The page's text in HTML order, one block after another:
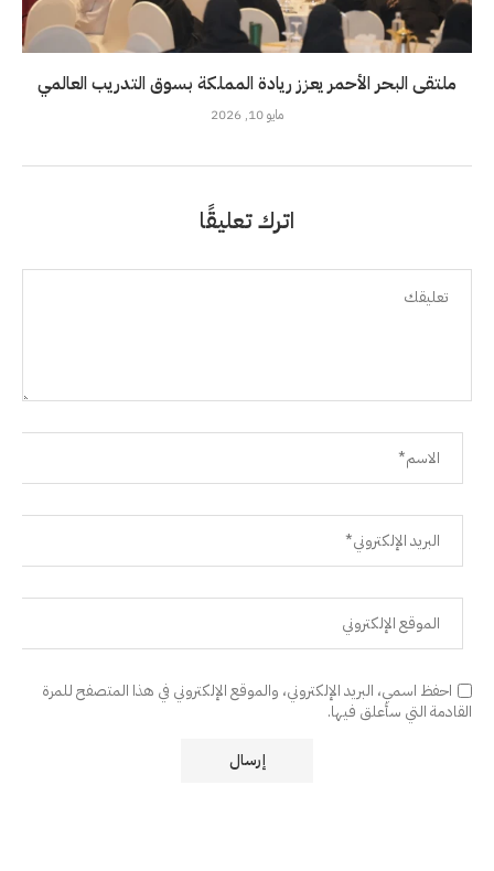
ملتقى البحر الأحمر يعزز ريادة المملكة بسوق التدريب العالمي
مايو 10, 2026
اترك تعليقًا
احفظ اسمي، البريد الإلكتروني، والموقع الإلكتروني في هذا المتصفح للمرة
القادمة التي سأعلق فيها.